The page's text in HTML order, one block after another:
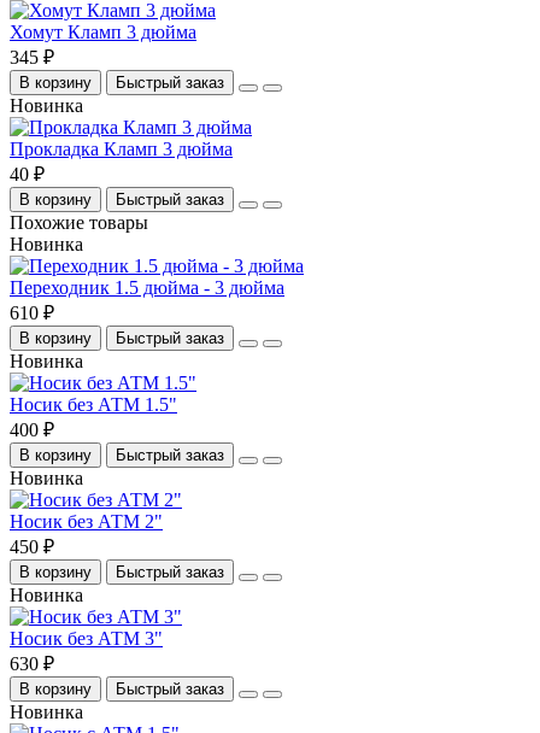
Хомут Кламп 3 дюйма
345 ₽
В корзину Быстрый заказ
Новинка
Прокладка Кламп 3 дюйма
40 ₽
В корзину Быстрый заказ
Похожие товары
Новинка
Переходник 1.5 дюйма - 3 дюйма
610 ₽
В корзину Быстрый заказ
Новинка
Носик без АТМ 1.5"
400 ₽
В корзину Быстрый заказ
Новинка
Носик без АТМ 2"
450 ₽
В корзину Быстрый заказ
Новинка
Носик без АТМ 3"
630 ₽
В корзину Быстрый заказ
Новинка